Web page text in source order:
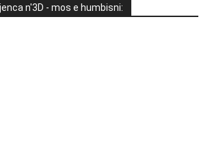
n'3D - mos e humbisni: